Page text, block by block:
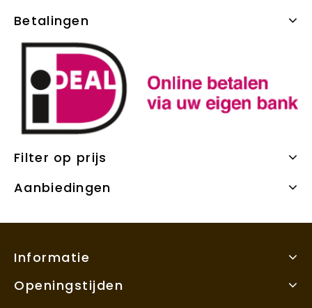
Betalingen
Filter op prijs
Aanbiedingen
Informatie
Openingstijden